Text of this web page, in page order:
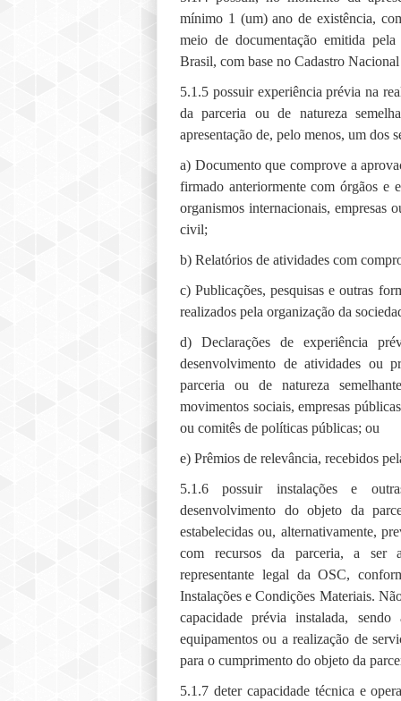
mínimo 1 (um) ano de existência,
meio de documentação emitida
Brasil, com base no Cadastro
5.1.5 possuir experiência prévia na
da parceria ou de natureza
apresentação de, pelo menos, um dos
a) Documento que comprove a
firmado anteriormente com órgãos e
organismos internacionais, empresas
civil;
b) Relatórios de atividades com
c) Publicações, pesquisas e outras
realizados pela organização da
d) Declarações de experiência
desenvolvimento de atividades ou
parceria ou de natureza
movimentos sociais, empresas
ou comitês de políticas públicas; ou
e) Prêmios de relevância, recebidos
5.1.6 possuir instalações e
desenvolvimento do objeto da
estabelecidas ou, alternativamente,
com recursos da parceria, a ser
representante legal da OSC,
Instalações e Condições Materiais.
capacidade prévia instalada,
equipamentos ou a realização de
para o cumprimento do objeto da
5.1.7 deter capacidade técnica e